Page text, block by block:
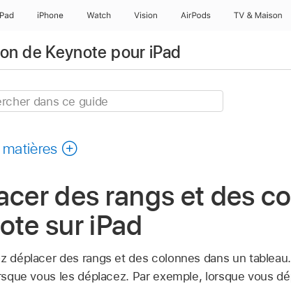
iPhone Watch Vision AirPods TV & Maison
de Keynote pour iPad
des rangs et des
sur iPad
déplacer des rangs et des colonnes dans un
vous les déplacez. Par exemple, lorsque vous